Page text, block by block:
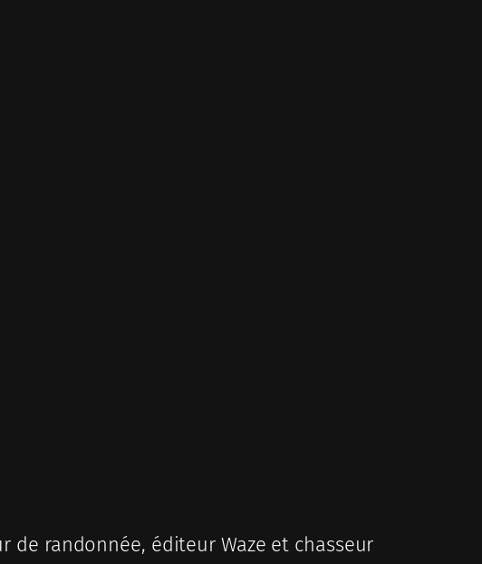
de randonnée, éditeur Waze et chasseur